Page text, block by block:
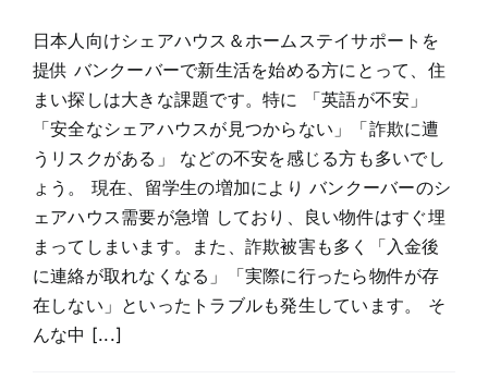
日本人向けシェアハウス＆ホームステイサポートを
提供 バンクーバーで新生活を始める方にとって、住
まい探しは大きな課題です。特に 「英語が不安」
「安全なシェアハウスが見つからない」「詐欺に遭
うリスクがある」 などの不安を感じる方も多いでし
ょう。 現在、留学生の増加により バンクーバーのシ
ェアハウス需要が急増 しており、良い物件はすぐ埋
まってしまいます。また、詐欺被害も多く「入金後
に連絡が取れなくなる」「実際に行ったら物件が存
在しない」といったトラブルも発生しています。 そ
んな中 [...]